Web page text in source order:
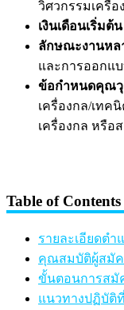
วิศวกรรมเครื่อ
เงินเดือนเริ่มต้น
ลักษณะงานหล
และการออกแ
ข้อกำหนดคุณ
เครื่องกล/เทค
เครื่องกล หรือ
Table of Contents
รายละเอียดต
คุณสมบัติผู้สมัค
ขั้นตอนการสมั
แนวทางปฏิบัติ